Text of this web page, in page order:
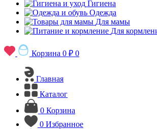
Гигиена
Одежда
Для мамы
Для
Корзина 0 ₽ 0
Главная
Каталог
0 Корзина
0 Избранное